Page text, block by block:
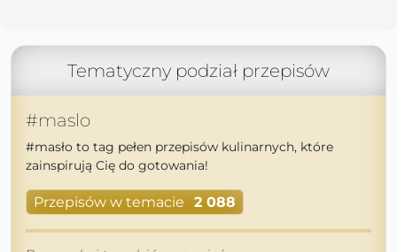
Tematyczny podział przepisów
#maslo
#masło to tag pełen przepisów kulinarnych, które
zainspirują Cię do gotowania!
Przepisów w temacie 2 088